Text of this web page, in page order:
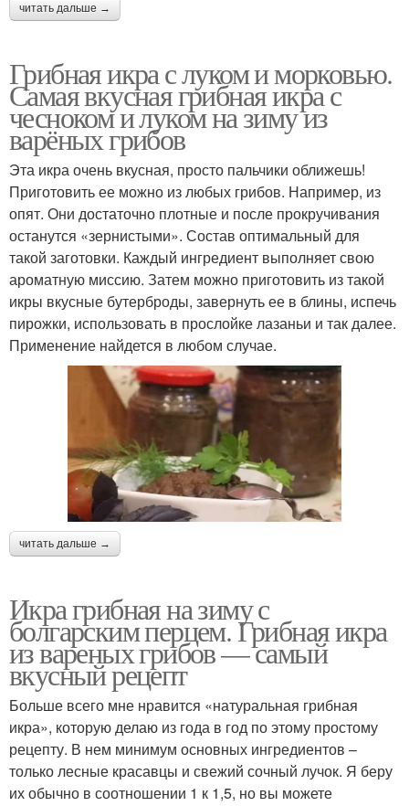
читать дальше →
Грибная икра с луком и морковью.
Самая вкусная грибная икра с
чесноком и луком на зиму из
варёных грибов
Эта икра очень вкусная, просто пальчики оближешь!
Приготовить ее можно из любых грибов. Например, из
опят. Они достаточно плотные и после прокручивания
останутся «зернистыми». Состав оптимальный для
такой заготовки. Каждый ингредиент выполняет свою
ароматную миссию. Затем можно приготовить из такой
икры вкусные бутерброды, завернуть ее в блины, испечь
пирожки, использовать в прослойке лазаньи и так далее.
Применение найдется в любом случае.
читать дальше →
Икра грибная на зиму с
болгарским перцем. Грибная икра
из вареных грибов — самый
вкусный рецепт
Больше всего мне нравится «натуральная грибная
икра», которую делаю из года в год по этому простому
рецепту. В нем минимум основных ингредиентов –
только лесные красавцы и свежий сочный лучок. Я беру
их обычно в соотношении 1 к 1,5, но вы можете